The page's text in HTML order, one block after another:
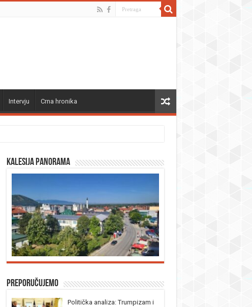
Intervju Crna hronika
Kalesija panorama
Preporučujemo
Politička analiza: Trumpizam i